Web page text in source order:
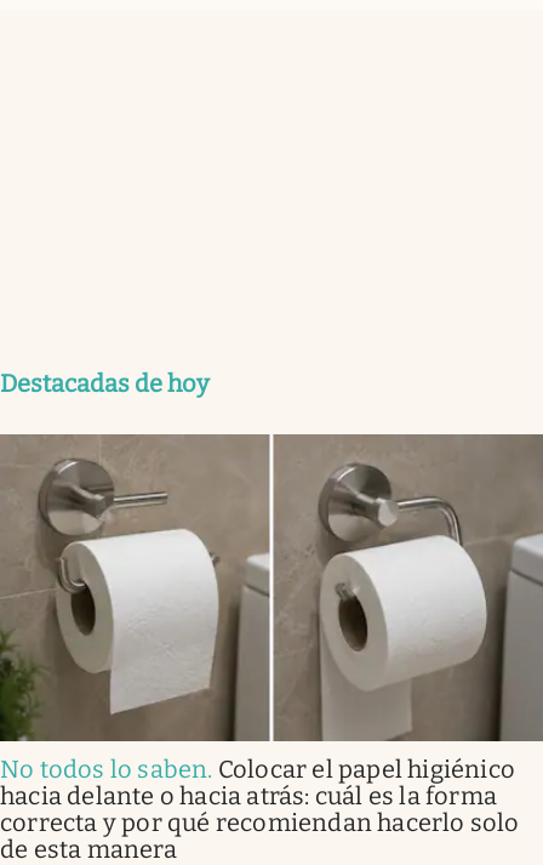
Destacadas de hoy
No todos lo saben. Colocar el papel higiénico
hacia delante o hacia atrás: cuál es la forma
correcta y por qué recomiendan hacerlo solo
de esta manera